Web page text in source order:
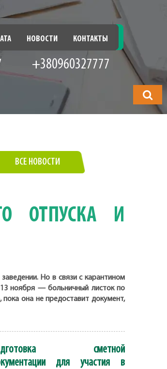
будете
НОВОСТИ КОНТАКТЫ
+380960327777
ВСЕ НОВОСТИ
ОТПУСКА И
Но в связи с карантином
ноября — больничный листок по
она не предоставит документ,
сметной
для участия в